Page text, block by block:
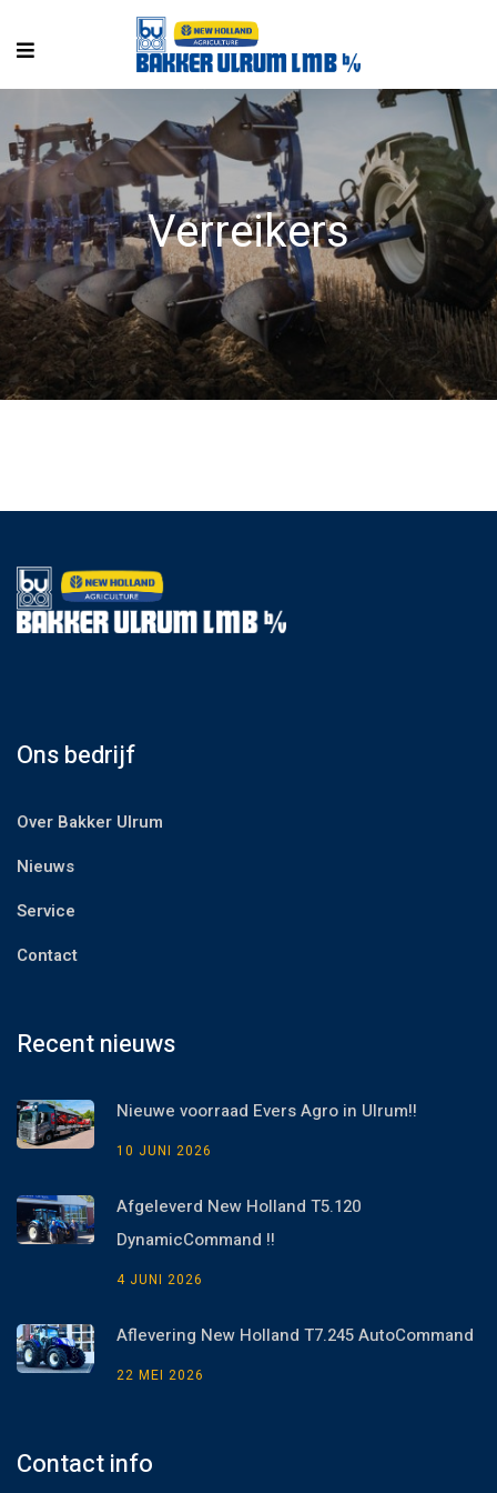
Verreikers
Ons bedrijf
Over Bakker Ulrum
Nieuws
Service
Contact
Recent nieuws
Nieuwe voorraad Evers Agro in Ulrum!!
10 JUNI 2026
Afgeleverd New Holland T5.120
DynamicCommand !!
4 JUNI 2026
Aflevering New Holland T7.245 AutoCommand
22 MEI 2026
Contact info